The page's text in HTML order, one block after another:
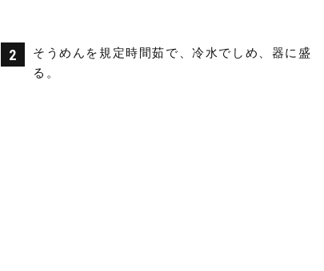
そうめんを規定時間茹で、冷水でしめ、器に盛
る。